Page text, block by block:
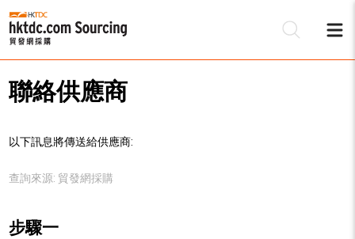
聯絡供應商
以下訊息將傳送給供應商:
查詢來源: 貿發網採購
步驟一